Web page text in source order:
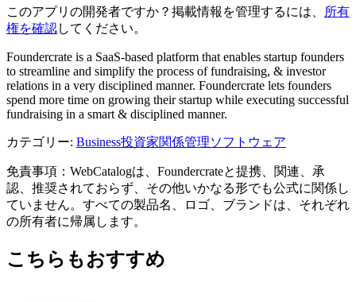
このアプリの開発者ですか？掲載情報を管理するには、
所有
権を確認してください。
Foundercrate is a SaaS-based platform that enables startup founders
to streamline and simplify the process of fundraising, & investor
relations in a very disciplined manner. Foundercrate lets founders
spend more time on growing their startup while executing successful
fundraising in a smart & disciplined manner.
カテゴリー: Business投資家関係管理ソフトウェア
免責事項：WebCatalogは、Foundercrateと提携、関連、承
認、推奨されておらず、その他いかなる形でも公式に関係し
ていません。すべての製品名、ロゴ、ブランドは、それぞれ
の所有者に帰属します。
こちらもおすすめ